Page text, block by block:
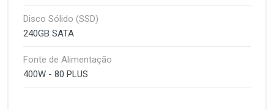
Disco Sólido (SSD)
240GB SATA
Fonte de Alimentação
400W - 80 PLUS